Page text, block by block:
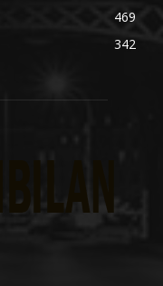
469
342